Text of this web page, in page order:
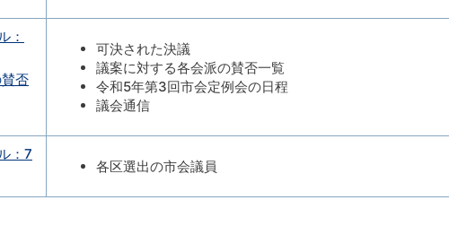
：
否
可決された決議
議案に対する各会派の賛否一覧
令和5年第3回市会定例会の日程
議会通信
：7
各区選出の市会議員